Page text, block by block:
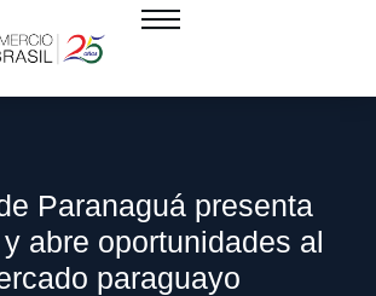
Paranaguá presenta
abre oportunidades al
paraguayo